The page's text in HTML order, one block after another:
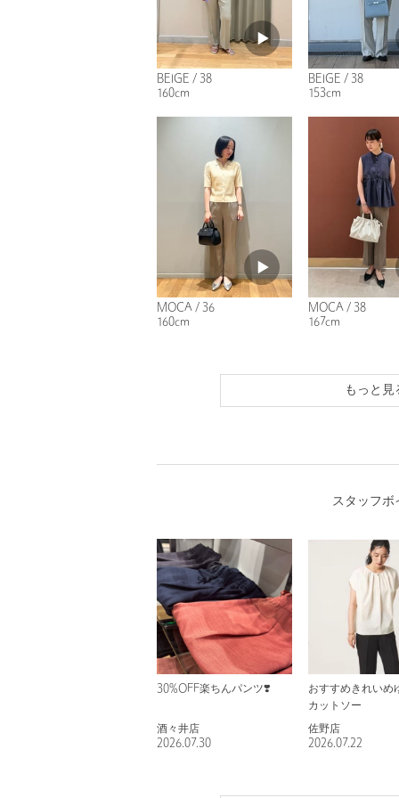
BEIGE / 38
160cm
BEIGE / 38
153cm
MOCA / 36
160cm
MOCA / 38
167cm
もっと見
スタッフボ
30%OFF楽ちんパンツ❣️
酒々井店
2026.07.30
おすすめきれいめ
カットソー
佐野店
2026.07.22